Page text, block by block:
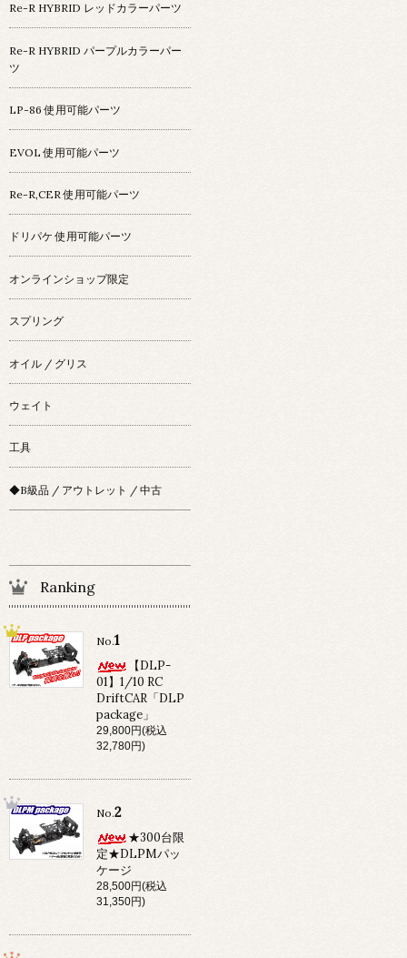
Re-R HYBRID レッドカラーパーツ
Re-R HYBRID パープルカラーパー
ツ
LP-86 使用可能パーツ
EVOL 使用可能パーツ
Re-R,CER 使用可能パーツ
ドリパケ 使用可能パーツ
オンラインショップ限定
スプリング
オイル / グリス
ウェイト
工具
◆B級品 / アウトレット / 中古
Ranking
No.1
【DLP-
01】1/10 RC
DriftCAR「DLP
package」
29,800円(税込
32,780円)
No.2
★300台限
定★DLPMパッ
ケージ
28,500円(税込
31,350円)